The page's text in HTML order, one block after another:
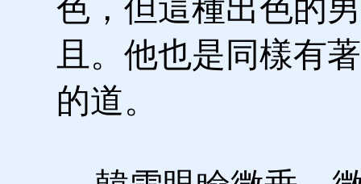
色，但這種出色的
且。他也是同樣有
的道。